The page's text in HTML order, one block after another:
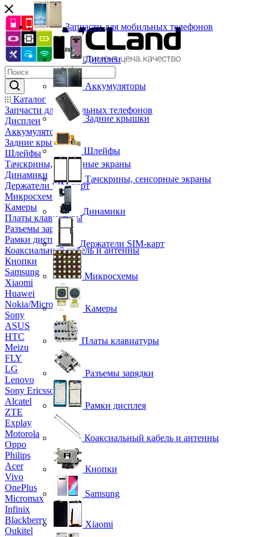
Каталог
Запчасти для мобильных телефонов
Дисплеи
Аккумуляторы
Задние крышки
Шлейфы
Тачскрины, сенсорные экраны
Динамики
Держатели SIM-карт
Микросхемы
Камеры
Платы клавиатуры
Разъемы зарядки
Рамки дисплея
Коаксиальный кабель и антенны
Кнопки
Samsung
Xiaomi
Huawei
Nokia/Microsoft
Sony
ASUS
HTC
Meizu
FLY
LG
Lenovo
Sony Ericsson
Alcatel
ZTE
Explay
Motorola
Oppo
Philips
Acer
Vivo
OnePlus
Micromax
Infinix
Blackberry
Oukitel
Запчасти для мобильных телефонов
Дисплеи
Аккумуляторы
Задние крышки
Шлейфы
Тачскрины, сенсорные экраны
Динамики
Держатели SIM-карт
Микросхемы
Камеры
Платы клавиатуры
Разъемы зарядки
Рамки дисплея
Коаксиальный кабель и антенны
Кнопки
Samsung
Xiaomi